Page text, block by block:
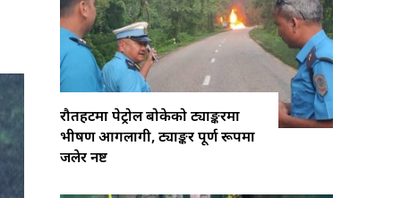
रौतहटमा पेट्रोल बोकेको ट्याङ्करमा
भीषण आगलागी, ट्याङ्कर पूर्ण रूपमा
जलेर नष्ट